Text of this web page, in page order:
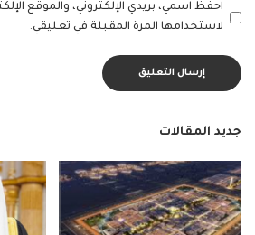
احفظ اسمي، بريدي الإلكتروني، والموقع
لاستخدامها المرة المقبلة في تعليقي.
جديد المقالات